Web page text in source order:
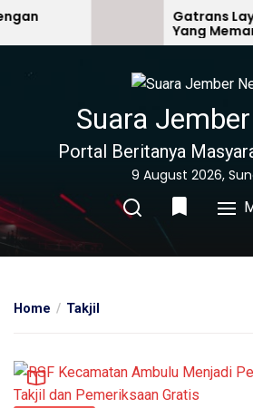
Skip
content
Gatrans
Yang
Lain
Suara
Portal Beritanya
9 August 2026,
Home Takjil